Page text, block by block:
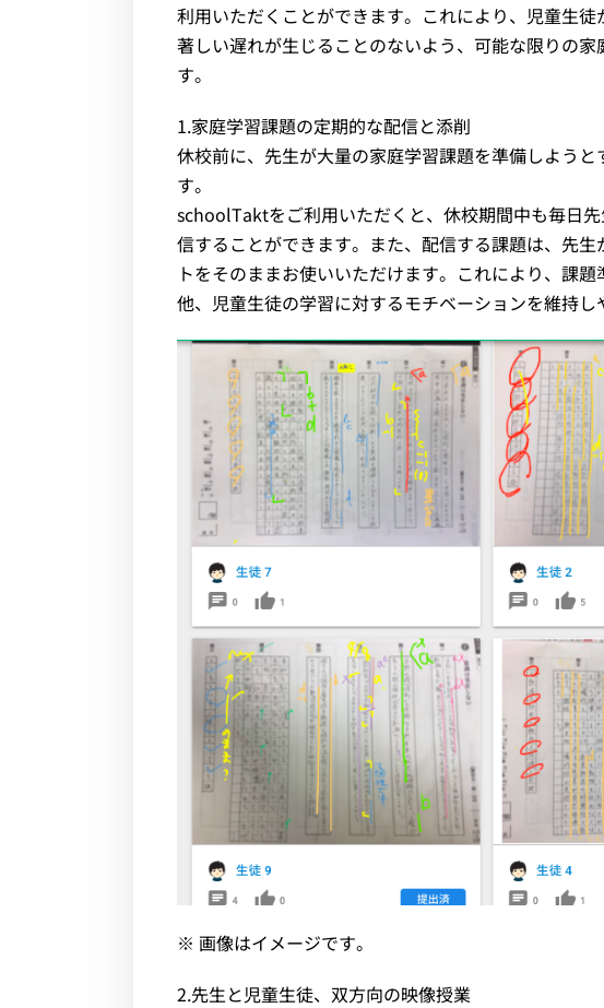
利用いただくことができます。これにより、児童生
著しい遅れが生じることのないよう、可能な限りの
す。
1.家庭学習課題の定期的な配信と添削
休校前に、先生が大量の家庭学習課題を準備しよう
す。
schoolTaktをご利用いただくと、休校期間中も毎日
信することができます。また、配信する課題は、先
トをそのままお使いいただけます。これにより、課
他、児童生徒の学習に対するモチベーションを維持し
※ 画像はイメージです。
2.先生と児童生徒、双方向の映像授業